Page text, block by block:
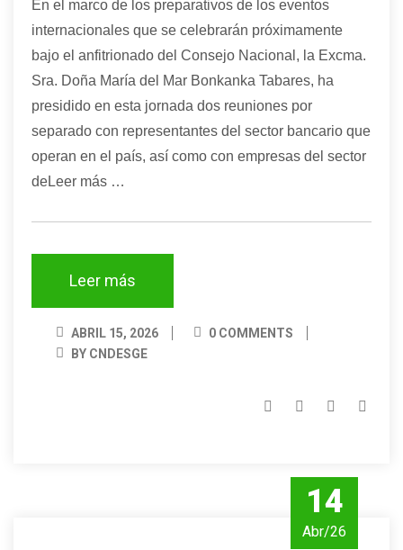
En el marco de los preparativos de los eventos
internacionales que se celebrarán próximamente
bajo el anfitrionado del Consejo Nacional, la Excma.
Sra. Doña María del Mar Bonkanka Tabares, ha
presidido en esta jornada dos reuniones por
separado con representantes del sector bancario que
operan en el país, así como con empresas del sector
deLeer más …
Leer más
ABRIL 15, 2026
0 COMMENTS
BY CNDESGE
14
Abr/26